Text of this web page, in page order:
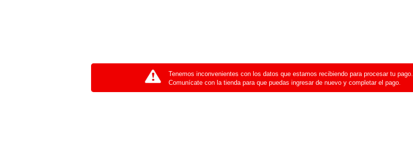
Tenemos inconvenientes con los datos que estamos recibiendo para procesar tu pago.
Comunícate con la tienda para que puedas ingresar de nuevo y completar el pago.